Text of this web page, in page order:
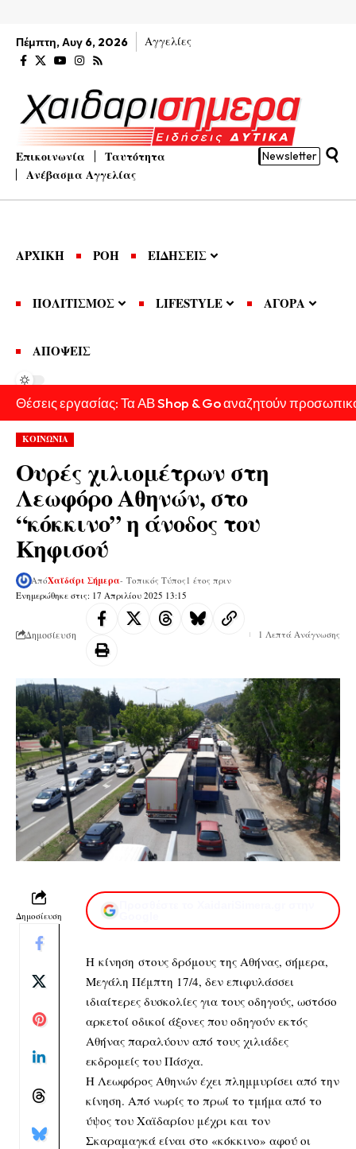
Πέμπτη, Αυγ 6, 2026 Αγγελίες
Επικοινωνία
Ταυτότητα
Ανέβασμα Αγγελίας
Newsletter
ΑΡΧΙΚΗ ΡΟΗ ΕΙΔΗΣΕΙΣ
ΠΟΛΙΤΙΣΜΟΣ LIFESTYLE ΑΓΟΡΑ
ΑΠΟΨΕΙΣ
Θέσεις εργασίας: Τα ΑΒ Shop & Go αναζητούν
ΚΟΙΝΩΝΙΑ
Ουρές χιλιομέτρων στη
Λεωφόρο Αθηνών, στο
“κόκκινο” η άνοδος του
Κηφισού
Ενημερώθηκε στις: 17 Απριλίου 2025 13:15
ΑπόΧαϊδάρι Σήμερα- Τοπικός Τύπος 1 έτος πριν
Δημοσίευση 1 Λεπτά Ανάγνωσης
Δημοσίευση
Η κίνηση στους δρόμους της Αθήνας, σήμερα,
Μεγάλη Πέμπτη 17/4, δεν επιφυλάσσει
ιδιαίτερες δυσκολίες για τους οδηγούς, ωστόσο
αρκετοί οδικοί άξονες που οδηγούν εκτός
Αθήνας παραλύουν από τους χιλιάδες
εκδρομείς του Πάσχα.
Η Λεωφόρος Αθηνών έχει πλημμυρίσει από την
κίνηση. Από νωρίς το πρωί το τμήμα από το
ύψος του Χαϊδαρίου μέχρι και τον
Σκαραμαγκά είναι στο «κόκκινο» αφού οι